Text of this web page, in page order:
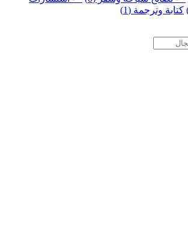
كتابة وترجمة (1)